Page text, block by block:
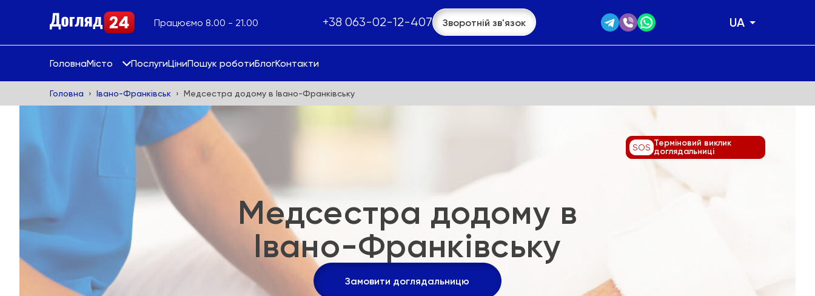
Працюємо 8.00 - 21.00 +38 063-02-12-407 Зворотній зв'язок UA
ГоловнаМісто ПослугиЦіниПошук роботиБлогКонтакти
Головна Івано-Франківськ Медсестра додому в Івано-Франківську
SOS Терміновий виклик
доглядальниці
Медсестра додому в
Івано-Франківську
Замовити доглядальницю